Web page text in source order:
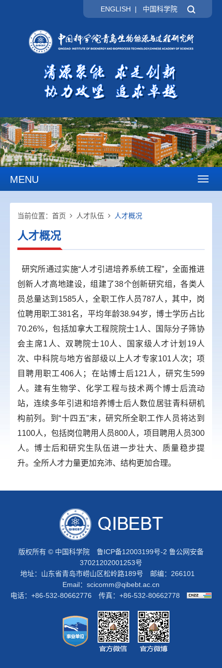
ENGLISH | 中国科学院
MENU
当前位置： 首页 人才队伍 人才概况
人才概况
研究所通过实施“人才引进培养系统工程”，全面推进
创新人才高地建设，组建了38个创新研究组，各类人
员总量达到1585人，全职工作人员787人，其中，岗
位聘用职工381名，平均年龄38.94岁，博士学历占比
70.26%，包括加拿大工程院院士1人、国际分子筛协
会主席1人、双聘院士10人、国家级人才计划19人
次、中科院与地方省部级以上人才专家101人次；项
目聘用职工406人；在站博士后121人，研究生599
人。建有生物学、化学工程与技术两个博士后流动
站，连续多年引进和培养博士后人数位居驻青科研机
构前列。到“十四五”末，研究所全职工作人员将达到
1100人，包括岗位聘用人员800人，项目聘用人员300
人。博士后和研究生队伍进一步壮大、质量稳步提
升。全所人才力量更加充沛、结构更加合理。
版权所有 © 中国科学院 鲁ICP备12003199号-2 鲁公网安备
37021202001253号
地址：山东省青岛市崂山区松岭路189号 邮编：266101
Email： scicomm@qibebt.ac.cn
电话：+86-532-80662776 传真：+86-532-80662778